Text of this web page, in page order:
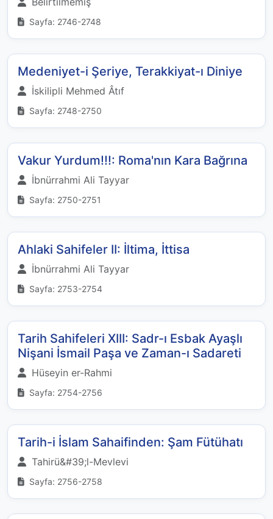
Sayfa: 2746-2748
Medeniyet-i Şeriye, Terakkiyat-ı Diniye
İskilipli Mehmed Âtıf
Sayfa: 2748-2750
Vakur Yurdum!!!: Roma'nın Kara Bağrına
İbnürrahmi Ali Tayyar
Sayfa: 2750-2751
Ahlaki Sahifeler II: İltima, İttisa
İbnürrahmi Ali Tayyar
Sayfa: 2753-2754
Tarih Sahifeleri XIII: Sadr-ı Esbak Ayaşlı
Nişani İsmail Paşa ve Zaman-ı Sadareti
Hüseyin er-Rahmi
Sayfa: 2754-2756
Tarih-i İslam Sahaifinden: Şam Fütühatı
Tahirü&#39;l-Mevlevi
Sayfa: 2756-2758